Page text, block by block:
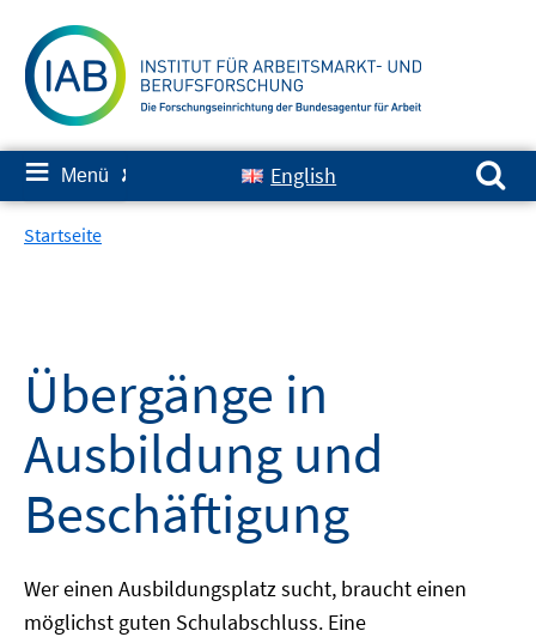
zum
Inhalt
≡ Menü ✘ English
Suchen nach:
Startseite
Übergänge in
Ausbildung und
Beschäftigung
Wer einen Ausbildungsplatz sucht, braucht einen
möglichst guten Schulabschluss. Eine